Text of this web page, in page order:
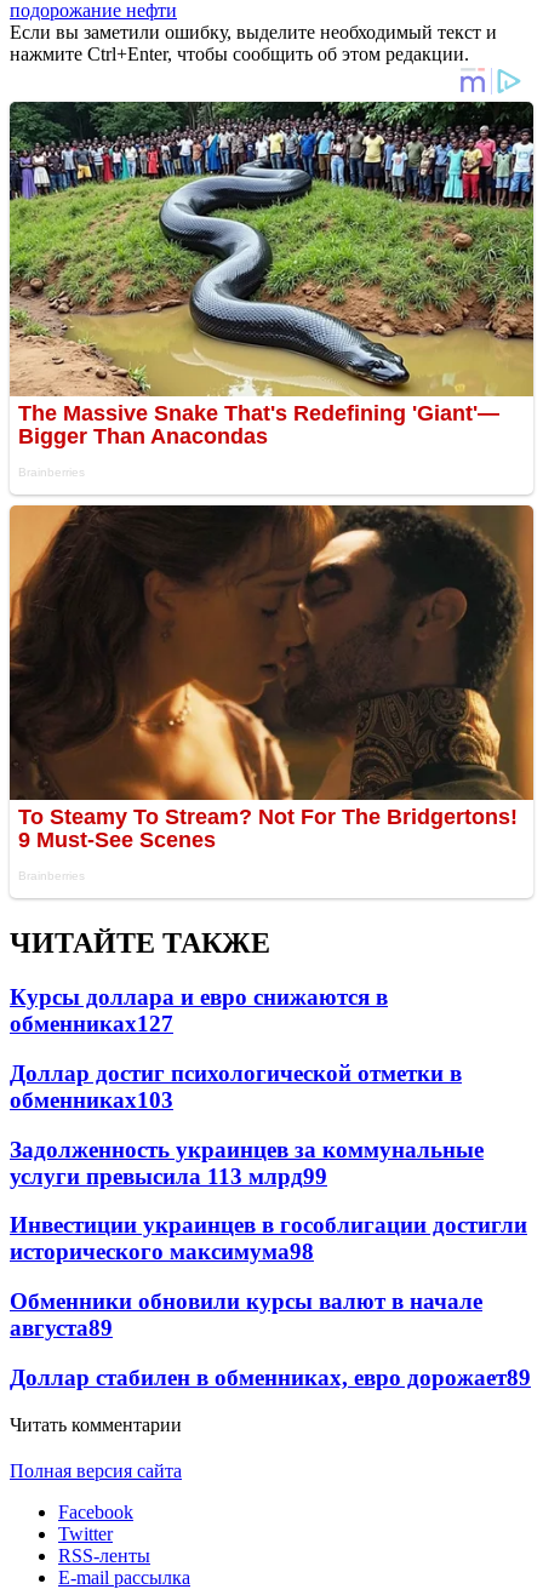
подорожание нефти
Если вы заметили ошибку, выделите необходимый текст и
нажмите Ctrl+Enter, чтобы сообщить об этом редакции.
ЧИТАЙТЕ ТАКЖЕ
Курсы доллара и евро снижаются в
обменниках127
Доллар достиг психологической отметки в
обменниках103
Задолженность украинцев за коммунальные
услуги превысила 113 млрд99
Инвестиции украинцев в гособлигации достигли
исторического максимума98
Обменники обновили курсы валют в начале
августа89
Доллар стабилен в обменниках, евро дорожает89
Читать комментарии
Полная версия сайта
Facebook
Twitter
RSS-ленты
E-mail рассылка